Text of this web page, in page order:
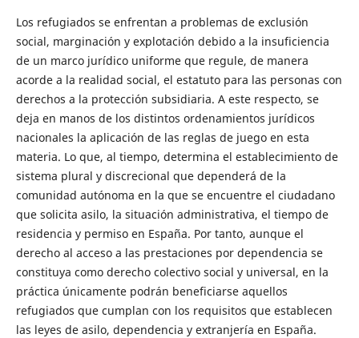
Los refugiados se enfrentan a problemas de exclusión
social, marginación y explotación debido a la insuficiencia
de un marco jurídico uniforme que regule, de manera
acorde a la realidad social, el estatuto para las personas con
derechos a la protección subsidiaria. A este respecto, se
deja en manos de los distintos ordenamientos jurídicos
nacionales la aplicación de las reglas de juego en esta
materia. Lo que, al tiempo, determina el establecimiento de
sistema plural y discrecional que dependerá de la
comunidad autónoma en la que se encuentre el ciudadano
que solicita asilo, la situación administrativa, el tiempo de
residencia y permiso en España. Por tanto, aunque el
derecho al acceso a las prestaciones por dependencia se
constituya como derecho colectivo social y universal, en la
práctica únicamente podrán beneficiarse aquellos
refugiados que cumplan con los requisitos que establecen
las leyes de asilo, dependencia y extranjería en España.